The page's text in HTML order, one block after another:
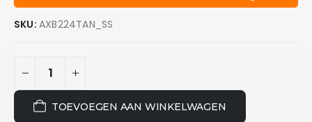
SKU: AXB224TAN_SS
TOEVOEGEN AAN WINKELWAGEN